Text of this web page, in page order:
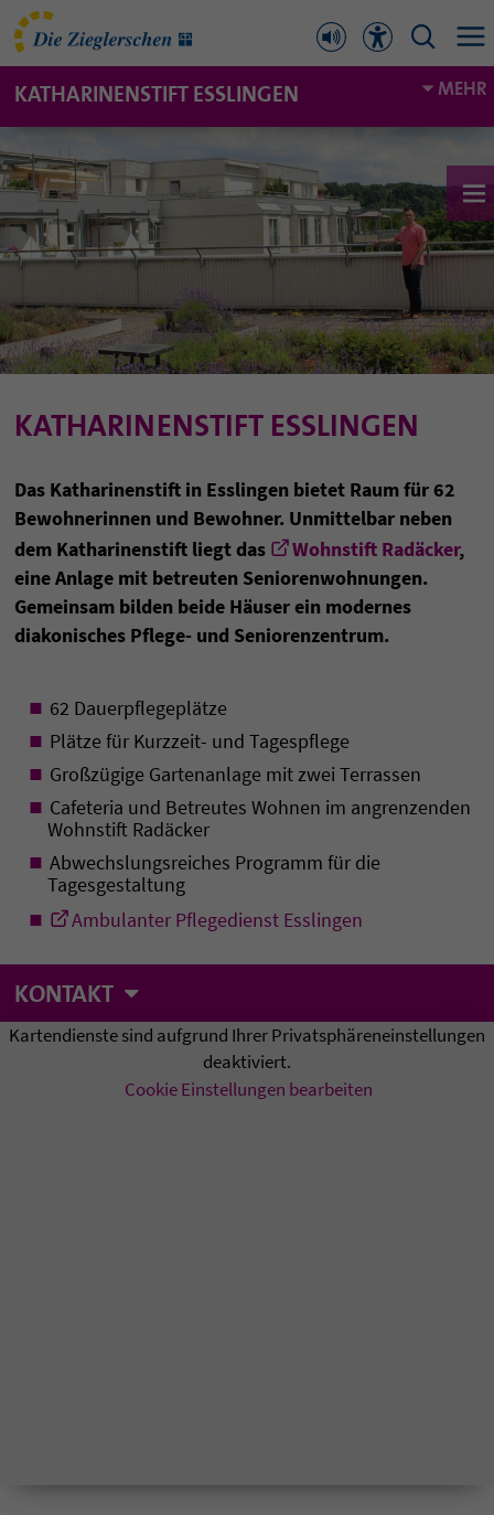
KATHARINENSTIFT ESSLINGEN MEHR
KATHARINENSTIFT ESSLINGEN
Das Katharinenstift in Esslingen bietet Raum für 62
Bewohnerinnen und Bewohner. Unmittelbar neben
dem Katharinenstift liegt das
Wohnstift Radäcker,
eine Anlage mit betreuten Seniorenwohnungen.
Gemeinsam bilden beide Häuser ein modernes
diakonisches Pflege- und Seniorenzentrum.
62 Dauerpflegeplätze
Plätze für Kurzzeit- und Tagespflege
Großzügige Gartenanlage mit zwei Terrassen
Cafeteria und Betreutes Wohnen im angrenzenden
Wohnstift Radäcker
Abwechslungsreiches Programm für die
Tagesgestaltung
Ambulanter Pflegedienst Esslingen
KONTAKT
Kartendienste sind aufgrund Ihrer Privatsphäreneinstellungen
deaktiviert.
Cookie Einstellungen bearbeiten